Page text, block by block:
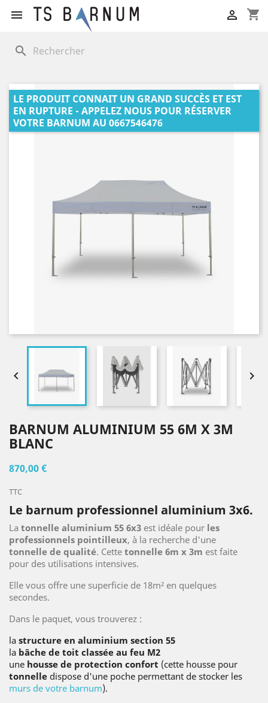
 shopping_cart

search
LE PRODUIT CONNAIT UN GRAND SUCCÈS ET EST
EN RUPTURE - APPELEZ NOUS POUR RÉSERVER
VOTRE BARNUM AU 0667546476
 
BARNUM ALUMINIUM 55 6M X 3M
BLANC
870,00 €
TTC
Le barnum professionnel aluminium 3x6.
La tonnelle aluminium 55 6x3 est idéale pour les
professionnels pointilleux, à la recherche d'une
tonnelle de qualité. Cette tonnelle 6m x 3m est faite
pour des utilisations intensives.
Elle vous offre une superficie de 18m² en quelques
secondes.
Dans le paquet, vous trouverez :
la structure en aluminium section 55
la bâche de toit classée au feu M2
une housse de protection confort (cette housse pour
tonnelle dispose d'une poche permettant de stocker les
murs de votre barnum).